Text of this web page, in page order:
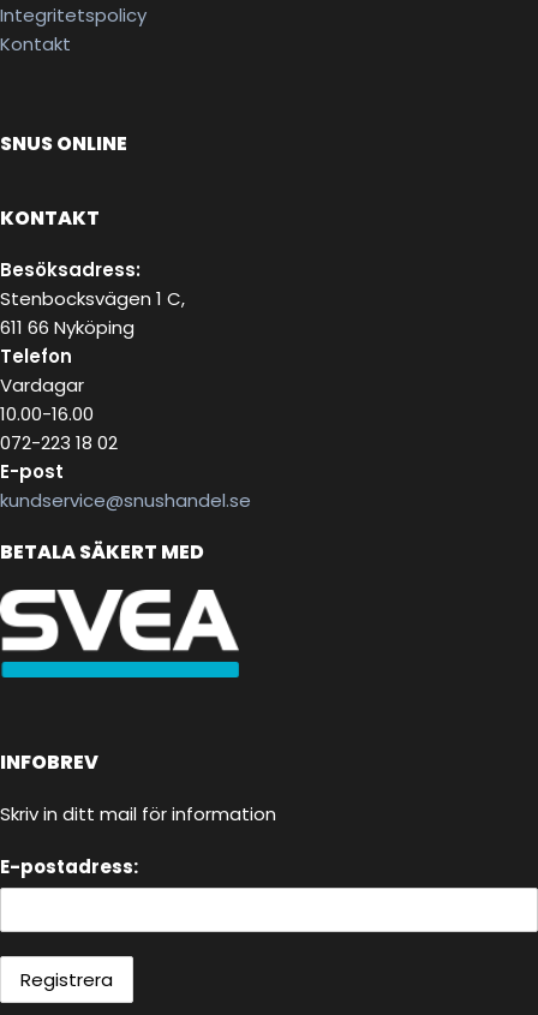
Integritetspolicy
Kontakt
SNUS ONLINE
KONTAKT
Besöksadress:
Stenbocksvägen 1 C,
611 66 Nyköping
Telefon
Vardagar
10.00-16.00
072-223 18 02
E-post
kundservice@snushandel.se
BETALA SÄKERT MED
INFOBREV
Skriv in ditt mail för information
E-postadress: